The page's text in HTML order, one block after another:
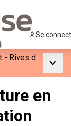
Se
Concertation pour le projet urbain Paléficat - Rives de l’Hers
en